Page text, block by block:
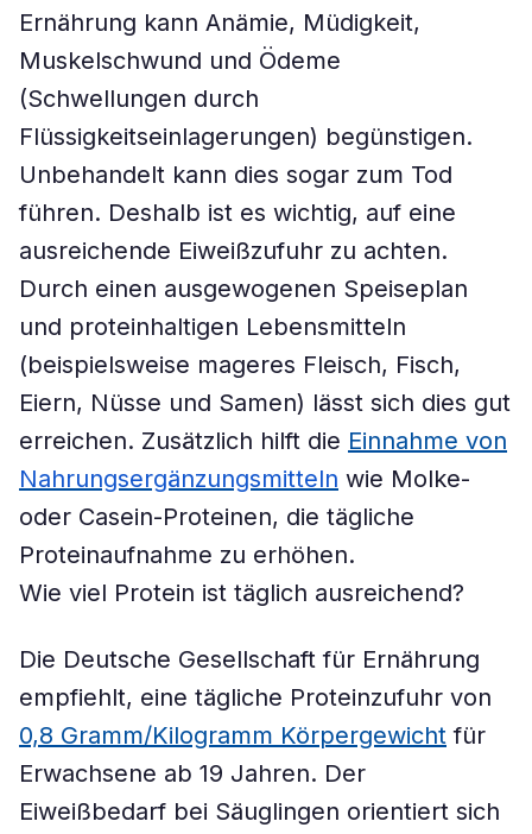
Ernährung kann Anämie, Müdigkeit,
Muskelschwund und Ödeme
(Schwellungen durch
Flüssigkeitseinlagerungen) begünstigen.
Unbehandelt kann dies sogar zum Tod
führen. Deshalb ist es wichtig, auf eine
ausreichende Eiweißzufuhr zu achten.
Durch einen ausgewogenen Speiseplan
und proteinhaltigen Lebensmitteln
(beispielsweise mageres Fleisch, Fisch,
Eiern, Nüsse und Samen) lässt sich dies gut
erreichen. Zusätzlich hilft die Einnahme von
Nahrungsergänzungsmitteln wie Molke-
oder Casein-Proteinen, die tägliche
Proteinaufnahme zu erhöhen.
Wie viel Protein ist täglich ausreichend?
Die Deutsche Gesellschaft für Ernährung
empfiehlt, eine tägliche Proteinzufuhr von
0,8 Gramm/Kilogramm Körpergewicht für
Erwachsene ab 19 Jahren. Der
Eiweißbedarf bei Säuglingen orientiert sich